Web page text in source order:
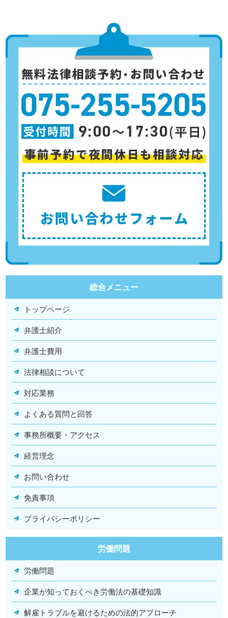
総合メニュー
トップページ
弁護士紹介
弁護士費用
法律相談について
対応業務
よくある質問と回答
事務所概要・アクセス
経営理念
お問い合わせ
免責事項
プライバシーポリシー
労働問題
労働問題
企業が知っておくべき労働法の基礎知識
解雇トラブルを避けるための法的アプローチ